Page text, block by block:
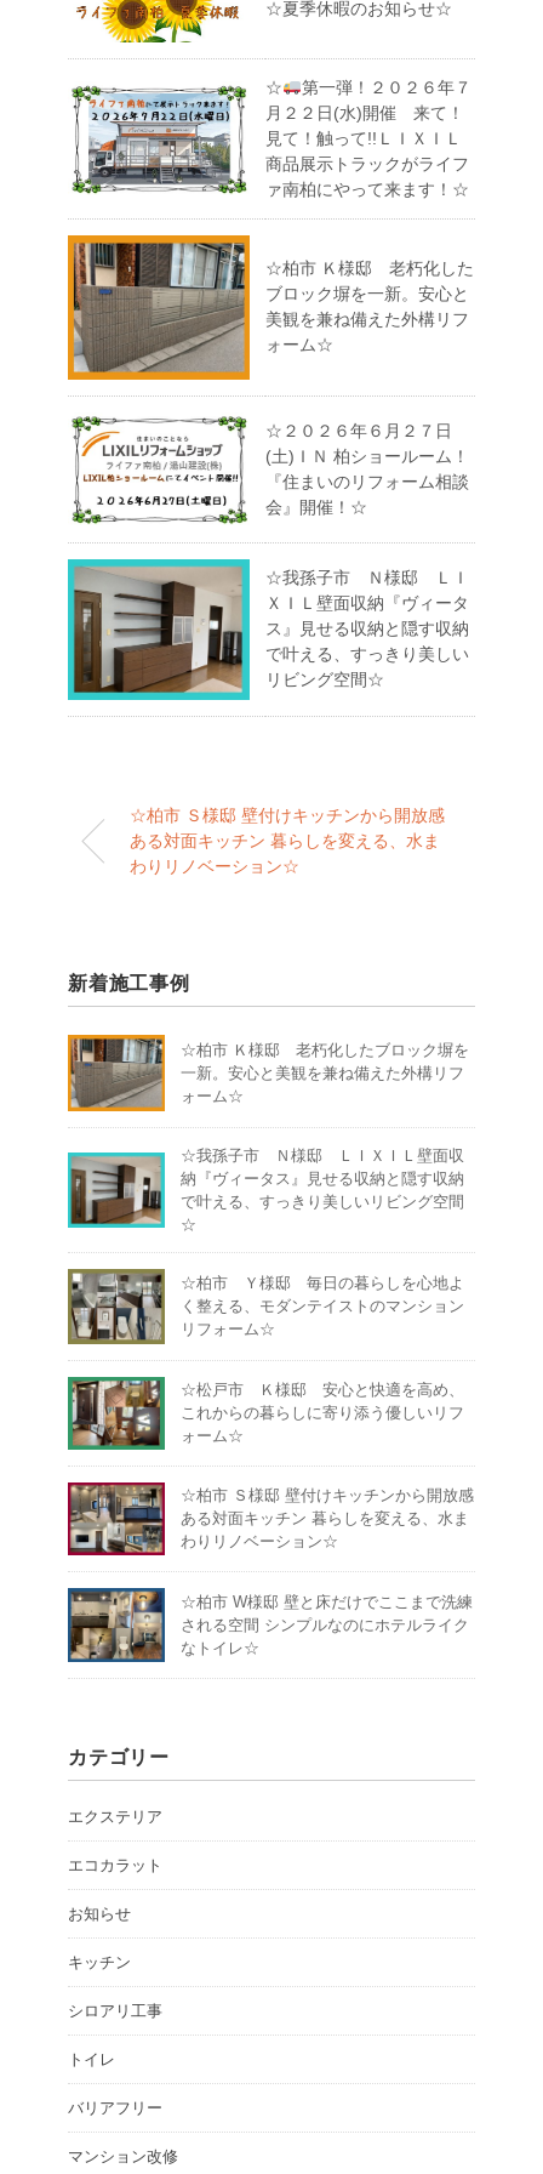
☆夏季休暇のお知らせ☆
☆
第一弾！２０２６年７
月２２日(水)開催 来て！
見て！触って!!ＬＩＸＩＬ
商品展示トラックがライフ
ァ南柏にやって来ます！☆
☆柏市 Ｋ様邸 老朽化した
ブロック塀を一新。安心と
美観を兼ね備えた外構リフ
ォーム☆
☆２０２６年６月２７日
(土)ＩＮ 柏ショールーム！
『住まいのリフォーム相談
会』開催！☆
☆我孫子市 Ｎ様邸 ＬＩ
ＸＩＬ壁面収納『ヴィータ
ス』見せる収納と隠す収納
で叶える、すっきり美しい
リビング空間☆
☆柏市 Ｓ様邸 壁付けキッチンから開放感
ある対面キッチン 暮らしを変える、水ま
わりリノベーション☆
新着施工事例
☆柏市 Ｋ様邸 老朽化したブロック塀を
一新。安心と美観を兼ね備えた外構リフ
ォーム☆
☆我孫子市 Ｎ様邸 ＬＩＸＩＬ壁面収
納『ヴィータス』見せる収納と隠す収納
で叶える、すっきり美しいリビング空間
☆
☆柏市 Ｙ様邸 毎日の暮らしを心地よ
く整える、モダンテイストのマンション
リフォーム☆
☆松戸市 Ｋ様邸 安心と快適を高め、
これからの暮らしに寄り添う優しいリフ
ォーム☆
☆柏市 Ｓ様邸 壁付けキッチンから開放感
ある対面キッチン 暮らしを変える、水ま
わりリノベーション☆
☆柏市 W様邸 壁と床だけでここまで洗練
される空間 シンプルなのにホテルライク
なトイレ☆
カテゴリー
エクステリア
エコカラット
お知らせ
キッチン
シロアリ工事
トイレ
バリアフリー
マンション改修